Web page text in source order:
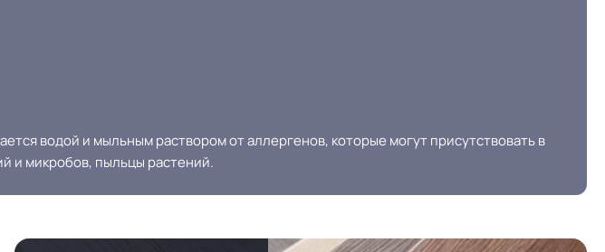
Производственная площадка или
водой и мыльным раствором от аллергенов, которые могут присутствовать в
и микробов, пыльцы растений.